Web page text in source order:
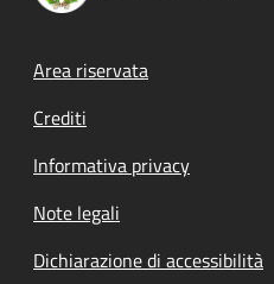
Footer menu
Area riservata
Crediti
Informativa privacy
Note legali
Dichiarazione di accessibilità